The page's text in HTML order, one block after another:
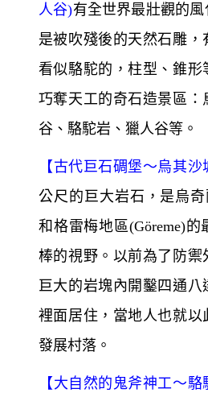
人谷)有全世界最壯觀的
是被吹殘後的天然石雕，
看似駱駝的，柱型、錐形
巧奪天工的奇石造景區：
谷、駱駝岩、獵人谷等。
【 古代巨石碉堡～烏其沙
公尺的巨大岩石，是烏奇
和格雷梅地區(Göreme)的
棒的視野。以前為了防禦
巨大的岩塊內開鑿四通八
裡面居住，當地人也就以
發展村落。
【 大自然的鬼斧神工～駱